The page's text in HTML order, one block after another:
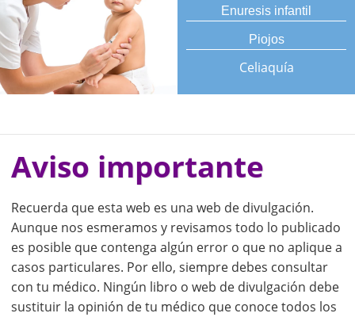
Enuresis infantil
Piojos
Celiaquía
Aviso importante
Recuerda que esta web es una web de divulgación.
Aunque nos esmeramos y revisamos todo lo publicado
es posible que contenga algún error o que no aplique a
casos particulares. Por ello, siempre debes consultar
con tu médico. Ningún libro o web de divulgación debe
sustituir la opinión de tu médico que conoce todos los